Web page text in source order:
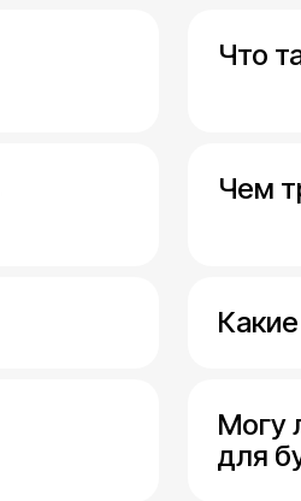
Что
Чем
Могу
для